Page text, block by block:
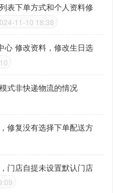
表下单方式和个人资料修
11-10 18:38
心 修改资料，修改生日选
式非快递物流的情况
修复没有选择下单配送方
门店自提未设置默认门店